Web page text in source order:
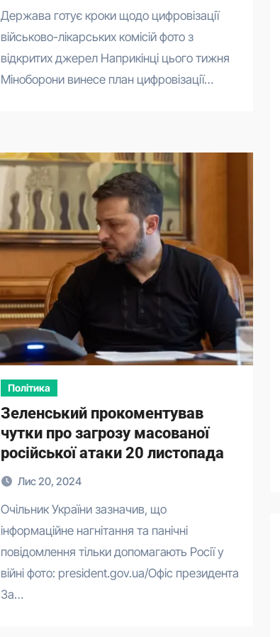
Держава готує кроки щодо цифровізації
військово-лікарських комісій фото з
відкритих джерел Наприкінці цього тижня
Міноборони винесе план цифровізації…
Політика
Зеленський прокоментував
чутки про загрозу масованої
російської атаки 20 листопада
Лис 20, 2024
Очільник України зазначив, що
інформаційне нагнітання та панічні
повідомлення тільки допомагають Росії у
війні фото: president.gov.ua/Офіс президента
За…